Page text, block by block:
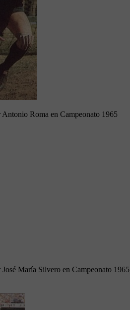
Antonio Roma en Campeonato 1965
José María Silvero en Campeonato 1965